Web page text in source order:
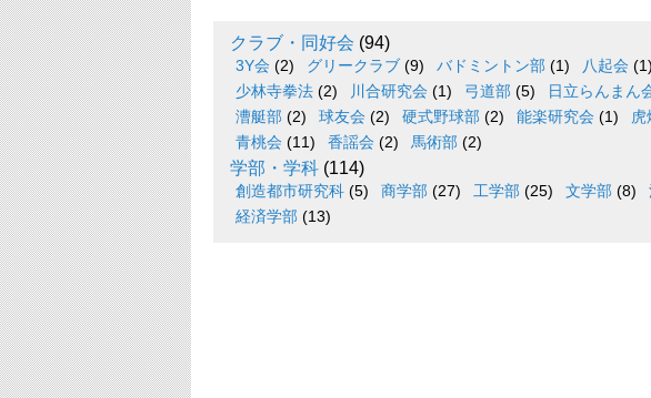
クラブ・同好会 (94)
3Y会 (2) グリークラブ (9) バドミントン部 (1) 八起会 (1)
少林寺拳法 (2) 川合研究会 (1) 弓道部 (5) 日立らんまん
漕艇部 (2) 球友会 (2) 硬式野球部 (2) 能楽研究会 (1) 虎
青桃会 (11) 香謡会 (2) 馬術部 (2)
学部・学科 (114)
創造都市研究科 (5) 商学部 (27) 工学部 (25) 文学部 (8)
経済学部 (13)